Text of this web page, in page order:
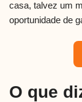
casa, talvez um
oportunidade de
O que